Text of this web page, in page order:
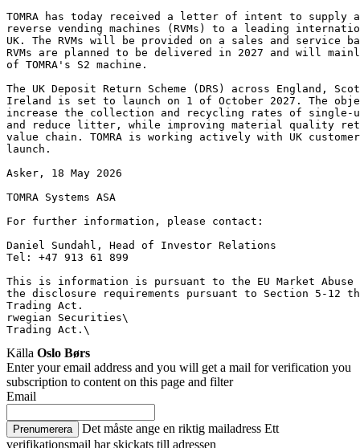
TOMRA has today received a letter of intent to supply
reverse vending machines (RVMs) to a leading
UK. The RVMs will be provided on a sales and service
RVMs are planned to be delivered in 2027 and will
of TOMRA's S2 machine.
The UK Deposit Return Scheme (DRS) across England,
Ireland is set to launch on 1 of October 2027. The
increase the collection and recycling rates of single-
and reduce litter, while improving material quality
value chain. TOMRA is working actively with UK
launch.
Asker, 18 May 2026
TOMRA Systems ASA
For further information, please contact:
Daniel Sundahl, Head of Investor Relations
Tel: +47 913 61 899
This is information is pursuant to the EU Market
the disclosure requirements pursuant to Section 5-12
Trading Act.
rwegian Securities\
Trading Act.\
Källa Oslo Børs
Enter your email address and you will get a mail for verification you
subscription to content on this page and filter
Email
Prenumerera Det måste ange en riktig mailadress Ett
verifikationsmail har skickats till adressen